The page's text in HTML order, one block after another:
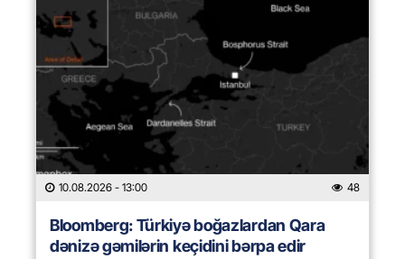
10.08.2026 - 13:00 48
Bloomberg: Türkiyə boğazlardan Qara
dənizə gəmilərin keçidini bərpa edir